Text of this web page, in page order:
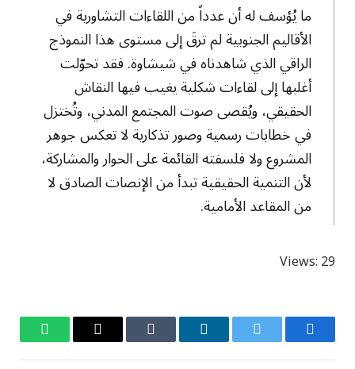
ما يُؤسف له أن عدداً من اللقاءات التشاورية في
الأقاليم الجنوبية لم ترقَ إلى مستوى هذا النموذج
الراقي الذي شاهدناه في شيشاوة. فقد تحوّلت
أغلبها إلى لقاءات شكلية يغيب فيها النقاش
الحقيقي، ويُقصى صوت المجتمع المدني، وتُختزل
في خطابات رسمية وصور تذكارية لا تعكس جوهر
المشروع ولا فلسفته القائمة على الحوار والمشاركة،
لأن التنمية الحقيقية تبدأ من الإنصات الصادق لا
من المقاعد الأمامية.
Views: 29
فيسبوك تويتر لينكدإن Tumblr
البريد
واتساب